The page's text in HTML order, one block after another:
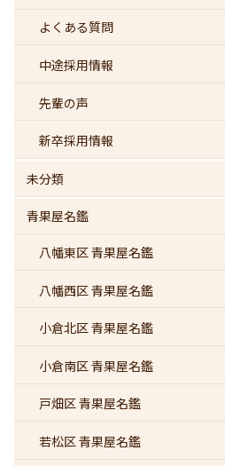
よくある質問
中途採用情報
先輩の声
新卒採用情報
未分類
青果屋名鑑
八幡東区 青果屋名鑑
八幡西区 青果屋名鑑
小倉北区 青果屋名鑑
小倉南区 青果屋名鑑
戸畑区 青果屋名鑑
若松区 青果屋名鑑